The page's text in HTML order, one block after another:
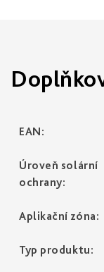
EAN:
Úroveň solární
ochrany:
Aplikační zóna:
Typ produktu: